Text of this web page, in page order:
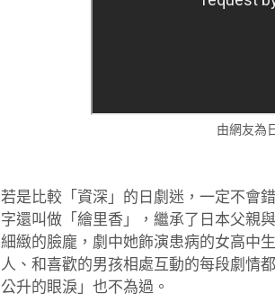
由網友為
若是比較「資深」的日劇迷，一定不會
字還叫做「繪里香」，繼承了日本父親
細緻的臉龐，劇中她飾演患病的女高中
人、和喜歡的男孩相處互動的每段劇情
公升的眼淚」也不為過。